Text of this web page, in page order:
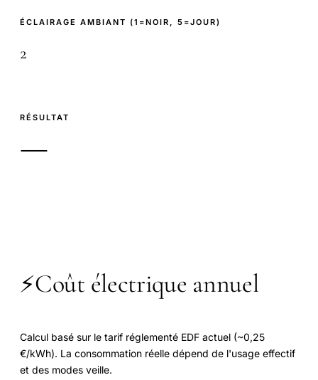
ÉCLAIRAGE AMBIANT (1=NOIR, 5=JOUR)
RÉSULTAT
—
⚡Coût électrique annuel
Calcul basé sur le tarif réglementé EDF actuel (~0,25
€/kWh). La consommation réelle dépend de l'usage effectif
et des modes veille.